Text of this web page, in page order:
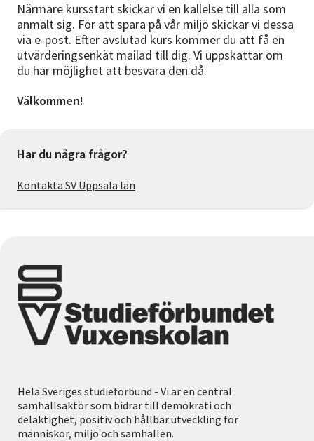
Närmare kursstart skickar vi en kallelse till alla som
anmält sig. För att spara på vår miljö skickar vi dessa
via e-post. Efter avslutad kurs kommer du att få en
utvärderingsenkät mailad till dig. Vi uppskattar om
du har möjlighet att besvara den då.
Välkommen!
Har du några frågor?
Kontakta SV Uppsala län
Hela Sveriges studieförbund - Vi är en central
samhällsaktör som bidrar till demokrati och
delaktighet, positiv och hållbar utveckling för
människor, miljö och samhällen.